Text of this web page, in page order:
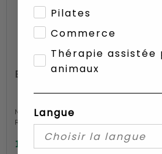
Bouteille KOOR Thermo 250 ml
Numéro d'article
Référence fabricant F00491
11.90
Pilates
Commerce
Thérapie assistée
animaux
Langue